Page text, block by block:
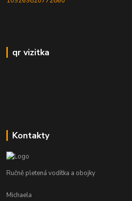
qr vizitka
Kontakty
Ručně pletená vodítka a obojky
Michaela